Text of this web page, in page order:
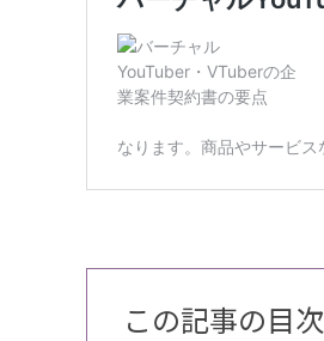
この記事の目次